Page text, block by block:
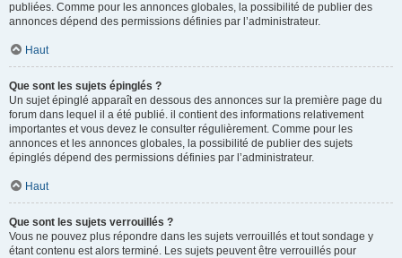
publiées. Comme pour les annonces globales, la possibilité de publier des
annonces dépend des permissions définies par l’administrateur.
Haut
Que sont les sujets épinglés ?
Un sujet épinglé apparaît en dessous des annonces sur la première page du
forum dans lequel il a été publié. il contient des informations relativement
importantes et vous devez le consulter régulièrement. Comme pour les
annonces et les annonces globales, la possibilité de publier des sujets
épinglés dépend des permissions définies par l’administrateur.
Haut
Que sont les sujets verrouillés ?
Vous ne pouvez plus répondre dans les sujets verrouillés et tout sondage y
étant contenu est alors terminé. Les sujets peuvent être verrouillés pour